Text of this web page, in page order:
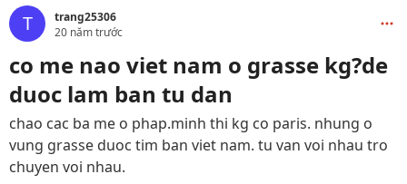
T
trang25306
20 năm trước
co me nao viet nam o grasse kg?de
duoc lam ban tu dan
chao cac ba me o phap.minh thi kg co paris. nhung o
vung grasse duoc tim ban viet nam. tu van voi nhau tro
chuyen voi nhau.